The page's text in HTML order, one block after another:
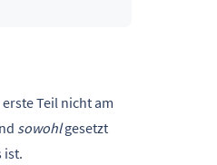
Teil nicht am
sowohlgesetzt
ist.